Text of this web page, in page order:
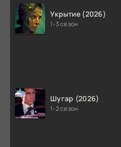
Укрытие (2026)
1-3 сезон
Шугар (2026)
1-2 сезон